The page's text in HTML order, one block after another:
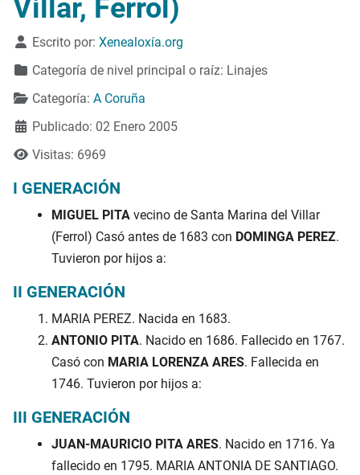
Villar, Ferrol)
Detalles
Escrito por: Xenealoxía.org
Categoría de nivel principal o raíz: Linajes
Categoría: A Coruña
Publicado: 02 Enero 2005
Visitas: 6969
I GENERACIÓN
MIGUEL PITA vecino de Santa Marina del Villar
(Ferrol) Casó antes de 1683 con DOMINGA PEREZ.
Tuvieron por hijos a:
II GENERACIÓN
MARIA PEREZ. Nacida en 1683.
ANTONIO PITA. Nacido en 1686. Fallecido en 1767.
Casó con MARIA LORENZA ARES. Fallecida en
1746. Tuvieron por hijos a:
III GENERACIÓN
JUAN-MAURICIO PITA ARES. Nacido en 1716. Ya
fallecido en 1795. MARIA ANTONIA DE SANTIAGO.